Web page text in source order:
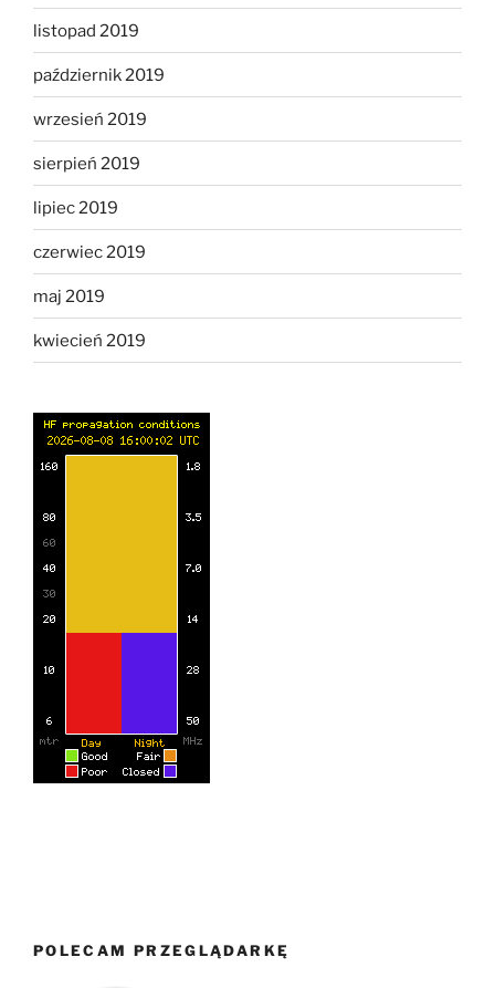
listopad 2019
październik 2019
wrzesień 2019
sierpień 2019
lipiec 2019
czerwiec 2019
maj 2019
kwiecień 2019
POLECAM PRZEGLĄDARKĘ